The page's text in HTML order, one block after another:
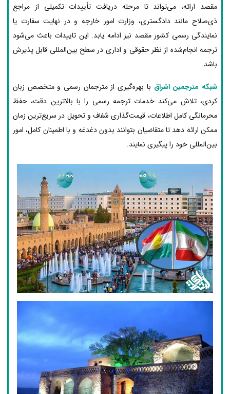
مقصد ارائه، می‌تواند تا مرحله دریافت تأییدات تکمیلی از مراجع
ذی‌صلاح مانند دادگستری، وزارت امور خارجه و در نهایت سفارت یا
نمایندگی رسمی کشور مقصد نیز ادامه یابد. این تاییدات باعث می‌شود
ترجمه انجام‌شده از نظر حقوقی و اداری در سطح بین‌المللی قابل پذیرش
باشد.
شبکه مترجمین اشراق با بهره‌گیری از مترجمان رسمی و متخصص زبان
کردی، تلاش می‌کند خدمات ترجمه رسمی را با بالاترین دقت، حفظ
محرمانگی کامل اطلاعات، قیمت‌گذاری شفاف و تحویل در سریع‌ترین زمان
ممکن ارائه دهد تا متقاضیان بتوانند بدون دغدغه و با اطمینان کامل، امور
بین‌المللی خود را پیگیری نمایند.